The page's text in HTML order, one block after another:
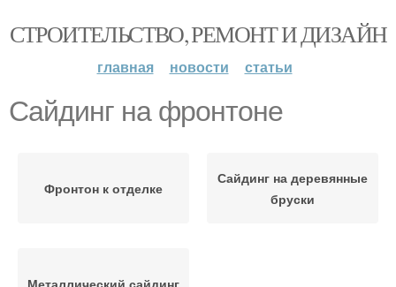
СТРОИТЕЛЬСТВО, РЕМОНТ И ДИЗАЙН
главная новости статьи
Сайдинг на фронтоне
Фронтон к отделке
Сайдинг на деревянные
бруски
Металлический сайдинг